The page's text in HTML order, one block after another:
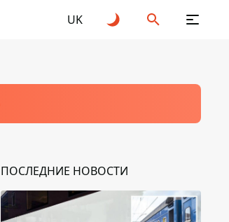
UK
ПОСЛЕДНИЕ НОВОСТИ